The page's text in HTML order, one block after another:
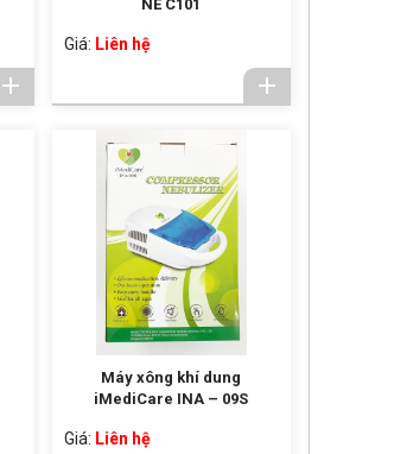
NE C101
Giá: Liên hệ
Máy xông khí dung
iMediCare INA – 09S
Giá: Liên hệ